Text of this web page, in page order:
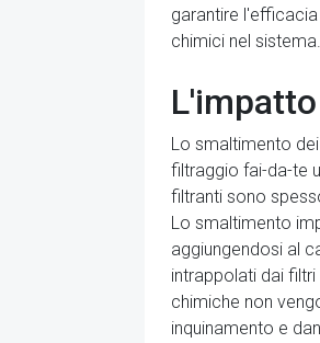
garantire
chimici nel sistema.
Lo smaltimento
filtraggio fai-da-te
filtranti sono
Lo smaltimento
aggiungendosi al
intrappolati dai
chimiche non
inquinamento e